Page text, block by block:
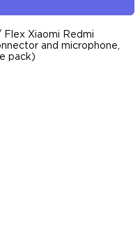
Flex Xiaomi Redmi
and microphone,
pack)